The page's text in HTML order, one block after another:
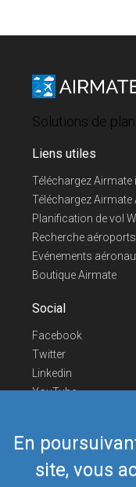
En
site, vous
Solutions de
Liens utiles
Téléchargez Airmate
Téléchargez Airmate
Planification de vol
Recherche
Evénements
Boutique Airmate
Social
Facebook
Twitter
Linkedin
YouTube
Nous contacter
Téléphone Europe